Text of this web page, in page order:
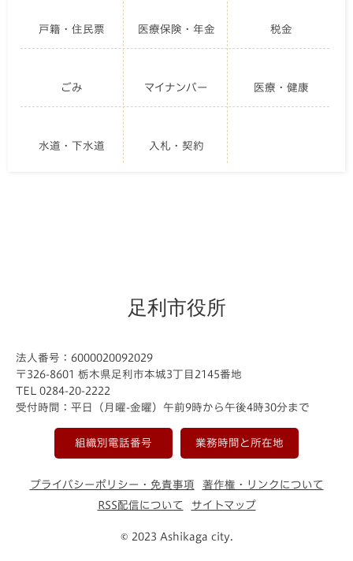
戸籍・住民票 医療保険・年金 税金
ごみ マイナンバー 医療・健康
水道・下水道 入札・契約
足利市役所
法人番号：6000020092029
〒326-8601 栃木県足利市本城3丁目2145番地
TEL 0284-20-2222
受付時間：平日（月曜-金曜）午前9時から午後4時30分まで
組織別電話番号 業務時間と所在地
プライバシーポリシー・免責事項
著作権・リンクについて
RSS配信について
サイトマップ
© 2023 Ashikaga city.